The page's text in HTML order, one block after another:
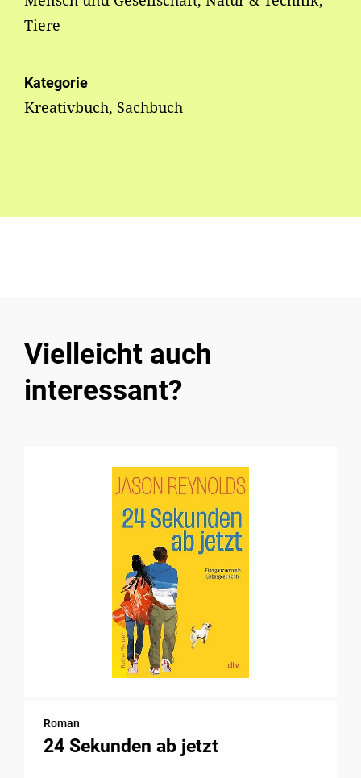
Tiere
Kategorie
Kreativbuch, Sachbuch
Vielleicht auch
interessant?
Roman
24 Sekunden ab jetzt